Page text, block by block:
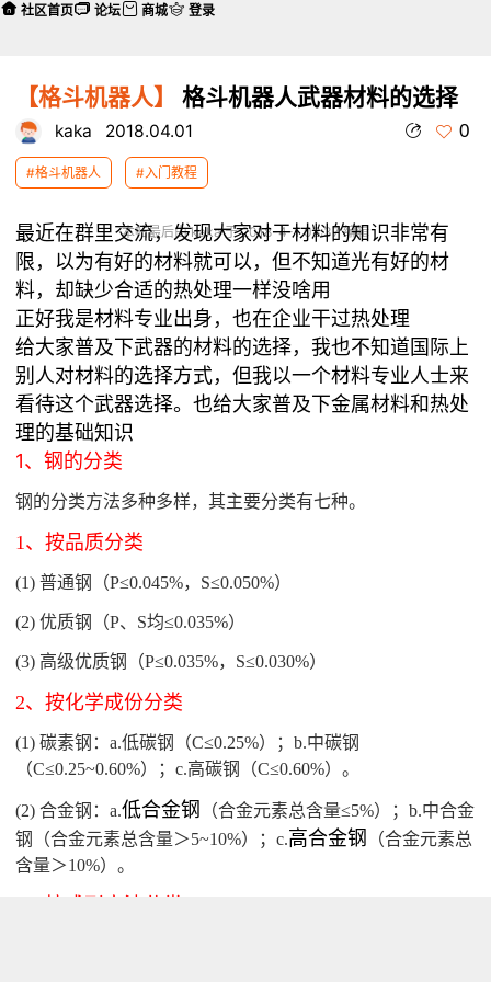
【格斗机器人】 格斗机器人武器材料的选择
kaka 2018.04.01 0
#格斗机器人 #入门教程
本帖最后由 kaka 于 2018-4-1 08:37 编辑
最近在群里交流，发现大家对于材料的知识非常有
限，以为有好的材料就可以，但不知道光有好的材
料，却缺少合适的热处理一样没啥用
正好我是材料专业出身，也在企业干过热处理
给大家普及下武器的材料的选择，我也不知道国际上
别人对材料的选择方式，但我以一个材料专业人士来
看待这个武器选择。也给大家普及下金属材料和热处
理的基础知识
1、钢的分类
钢的分类方法多种多样，其主要分类有七种。
1、按品质分类
(1) 普通钢（P≤0.045%，S≤0.050%）
(2) 优质钢（P、S均≤0.035%）
(3) 高级优质钢（P≤0.035%，S≤0.030%）
2、按化学成份分类
(1) 碳素钢：a.低碳钢（C≤0.25%）；b.中碳钢
（C≤0.25~0.60%）；c.高碳钢（C≤0.60%）。
(2) 合金钢：a.低合金钢
（合金元素总含量≤5%）；b.中合金
钢（合金元素总含量＞5~10%）；c.高合金钢
（合金元素总
含量＞10%）。
社区首页 论坛 商城 登录